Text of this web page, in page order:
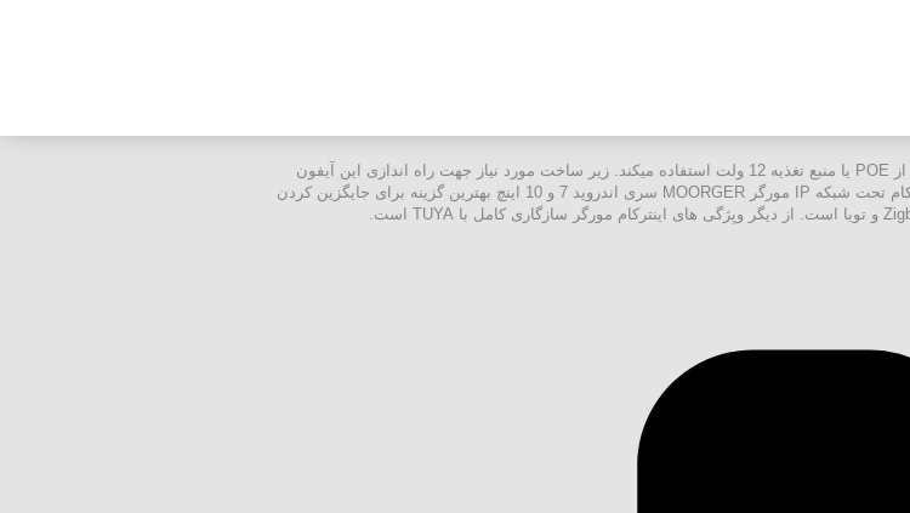
مانیتور داخلی اینترکام پنل پاسخگویی تماس ورودی است. این تاچ پنل از POE یا منبع تغذیه 12 ولت استفاده میکند. زیر ساخت مورد نیاز جهت راه اندازی این آیفون
هوشمند کابل شبکه cat5 یا cat6 و یا زیر ساخت فیبرنوری است. اینترکام تحت شبکه IP مورگر MOORGER سری اندروید 7 و 10 اینچ بهترین گزینه برای جایگزین کردن